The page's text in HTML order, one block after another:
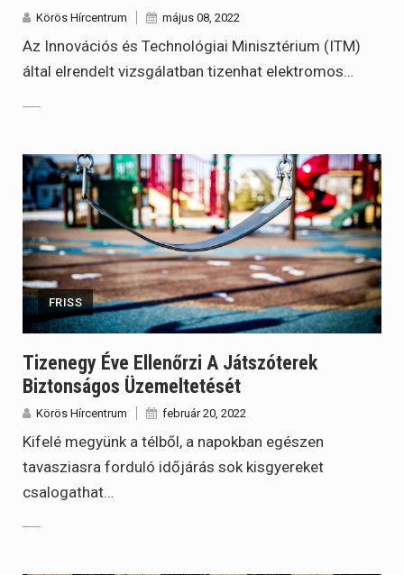
Körös Hírcentrum május 08, 2022
Az Innovációs és Technológiai Minisztérium (ITM)
által elrendelt vizsgálatban tizenhat elektromos…
FRISS
Tizenegy Éve Ellenőrzi A Játszóterek
Biztonságos Üzemeltetését
Körös Hírcentrum február 20, 2022
Kifelé megyünk a télből, a napokban egészen
tavasziasra forduló időjárás sok kisgyereket
csalogathat…